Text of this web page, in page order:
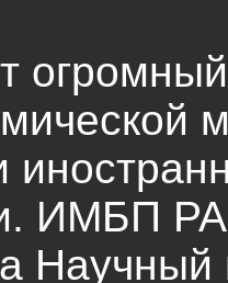
ИМБП
Научный